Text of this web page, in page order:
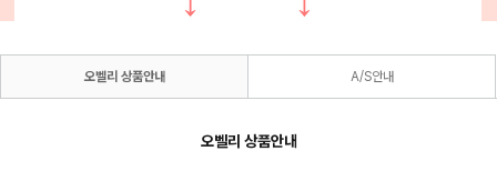
오벨리 상품안내 A/S안내
오벨리 상품안내